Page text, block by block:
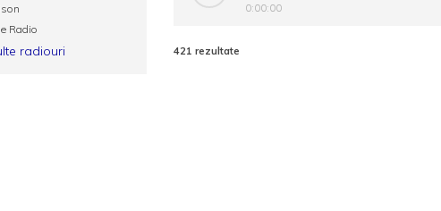
0:00:00
421 rezultate
Radio
radiouri